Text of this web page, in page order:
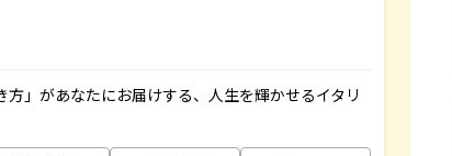
」があなたにお届けする、人生を輝かせるイタリ